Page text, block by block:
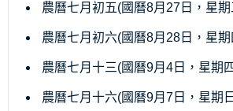
農曆七月初五(國曆8月27日，星期
農曆七月初六(國曆8月28日，星期
農曆七月十三(國曆9月4日，星期
農曆七月十六(國曆9月7日，星期